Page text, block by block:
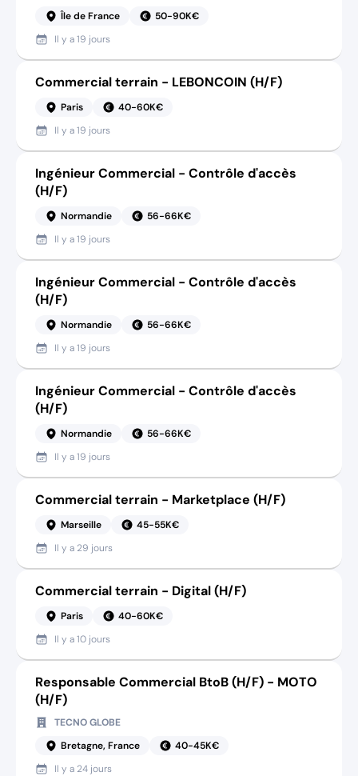
Île de France
50-90K€
Il y a19 jours
Commercial terrain - LEBONCOIN (H/F)
Paris
40-60K€
Il y a19 jours
Ingénieur Commercial - Contrôle d'accès
(H/F)
Normandie
56-66K€
Il y a19 jours
Ingénieur Commercial - Contrôle d'accès
(H/F)
Normandie
56-66K€
Il y a19 jours
Ingénieur Commercial - Contrôle d'accès
(H/F)
Normandie
56-66K€
Il y a19 jours
Commercial terrain - Marketplace (H/F)
Marseille
45-55K€
Il y a 29 jours
Commercial terrain - Digital (H/F)
Paris
40-60K€
Il y a10 jours
Responsable Commercial BtoB (H/F) - MOTO
(H/F)
TECNO GLOBE
Bretagne, France
40-45K€
Il y a 24 jours